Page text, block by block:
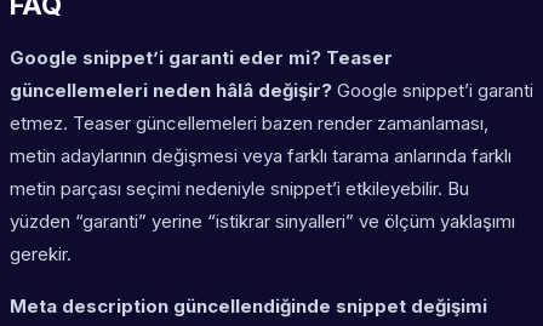
Google snippet’i garanti eder mi? Teaser
güncellemeleri neden hâlâ değişir? Google snippet’i garanti
etmez. Teaser güncellemeleri bazen render zamanlaması,
metin adaylarının değişmesi veya farklı tarama anlarında farklı
metin parçası seçimi nedeniyle snippet’i etkileyebilir. Bu
yüzden “garanti” yerine “istikrar sinyalleri” ve ölçüm yaklaşımı
gerekir.
Meta description güncellendiğinde snippet değişimi